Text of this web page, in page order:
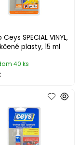
SPECIAL VINYL,
plasty, 15 ml
40 ks